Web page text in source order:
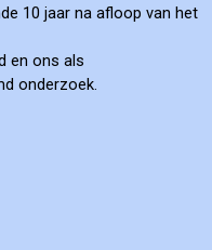
10 jaar na afloop van het
en ons als
onderzoek.